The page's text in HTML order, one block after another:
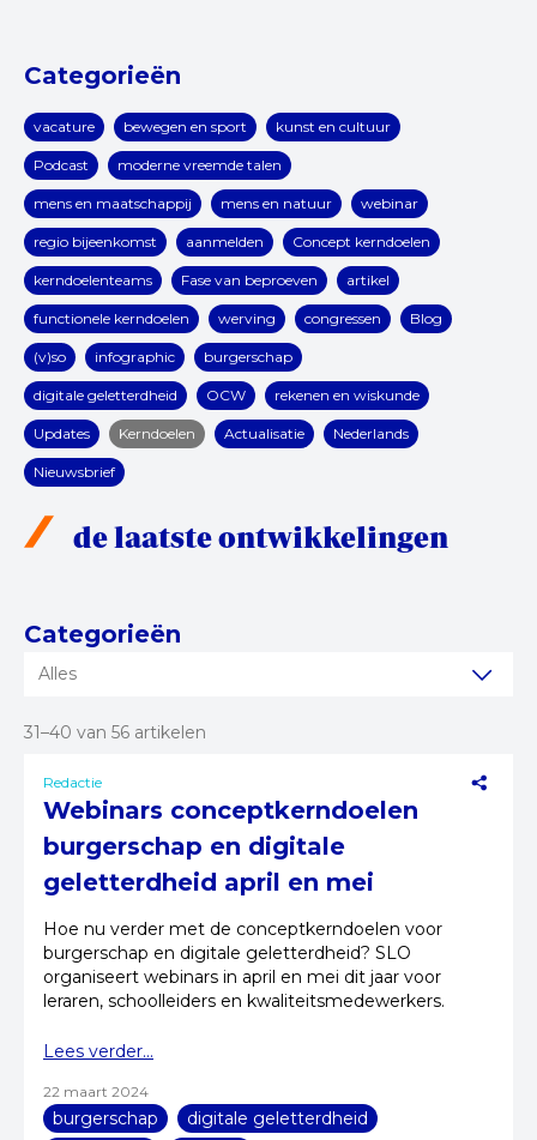
de laatste ontwikkelingen
Categorieën
Alles
31–40 van 56 artikelen
Redactie
Webinars conceptkerndoelen
burgerschap en digitale
geletterdheid april en mei
Hoe nu verder met de conceptkerndoelen voor
burgerschap en digitale geletterdheid? SLO
organiseert webinars in april en mei dit jaar voor
leraren, schoolleiders en kwaliteitsmedewerkers.
Lees verder...
22 maart 2024
burgerschap
digitale geletterdheid
Categorieën
vacature bewegen en sport kunst en cultuur
Podcast moderne vreemde talen
mens en maatschappij mens en natuur webinar
regio bijeenkomst aanmelden Concept kerndoelen
kerndoelenteams Fase van beproeven artikel
functionele kerndoelen werving congressen Blog
(v)so infographic burgerschap
digitale geletterdheid OCW rekenen en wiskunde
Updates Kerndoelen Actualisatie Nederlands
Nieuwsbrief